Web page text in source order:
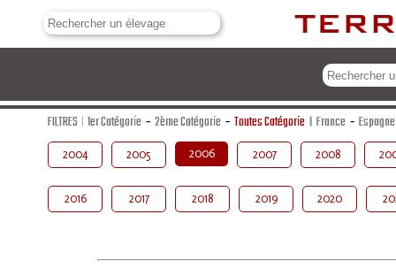
FILTRES 1er Catégorie - 2ème Catégorie - Toutes Catégorie France - Espagne
2004 2005 2006 2007 2008
2016 2017 2018 2019 2020